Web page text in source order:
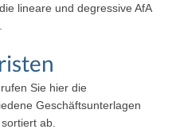
lineare und degressive AfA
Sie hier die
Geschäftsunterlagen
ab.